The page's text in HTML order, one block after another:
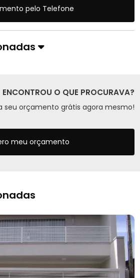
pelo Telefone
ENCONTROU O QUE PROCURAVA?
seu orçamento grátis agora mesmo!
meu orçamento